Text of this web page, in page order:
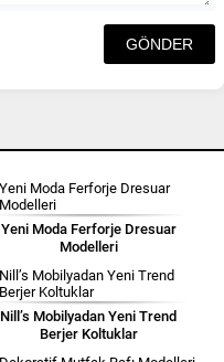
Yeni Moda Ferforje Dresuar
Modelleri
Nill’s Mobilyadan Yeni Trend
Berjer Koltuklar